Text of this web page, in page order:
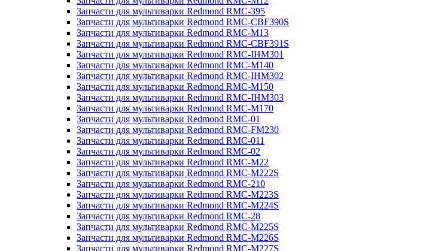
Запчасти для мультиварки Redmond RMC-395
Запчасти для мультиварки Redmond RMC-CBF390S
Запчасти для мультиварки Redmond RMC-M13
Запчасти для мультиварки Redmond RMC-CBF391S
Запчасти для мультиварки Redmond RMC-IHM301
Запчасти для мультиварки Redmond RMC-M140
Запчасти для мультиварки Redmond RMC-IHM302
Запчасти для мультиварки Redmond RMC-M150
Запчасти для мультиварки Redmond RMC-IHM303
Запчасти для мультиварки Redmond RMC-M170
Запчасти для мультиварки Redmond RMC-01
Запчасти для мультиварки Redmond RMC-FM230
Запчасти для мультиварки Redmond RMC-011
Запчасти для мультиварки Redmond RMC-02
Запчасти для мультиварки Redmond RMC-M22
Запчасти для мультиварки Redmond RMC-M222S
Запчасти для мультиварки Redmond RMC-210
Запчасти для мультиварки Redmond RMC-M223S
Запчасти для мультиварки Redmond RMC-M224S
Запчасти для мультиварки Redmond RMC-28
Запчасти для мультиварки Redmond RMC-M225S
Запчасти для мультиварки Redmond RMC-M226S
Запчасти для мультиварки Redmond RMC-M227S